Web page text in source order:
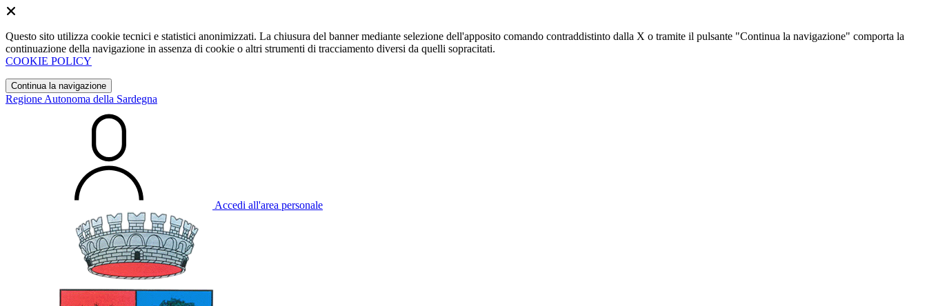
Questo sito utilizza cookie tecnici e statistici anonimizzati. La chiusura del banner mediante selezione dell'apposito comando contraddistinto dalla X o tramite il pulsante "Continua la navigazione" comporta la
continuazione della navigazione in assenza di cookie o altri strumenti di tracciamento diversi da quelli sopracitati.
COOKIE POLICY
Continua la navigazione
Regione Autonoma della Sardegna
Accedi all'area personale